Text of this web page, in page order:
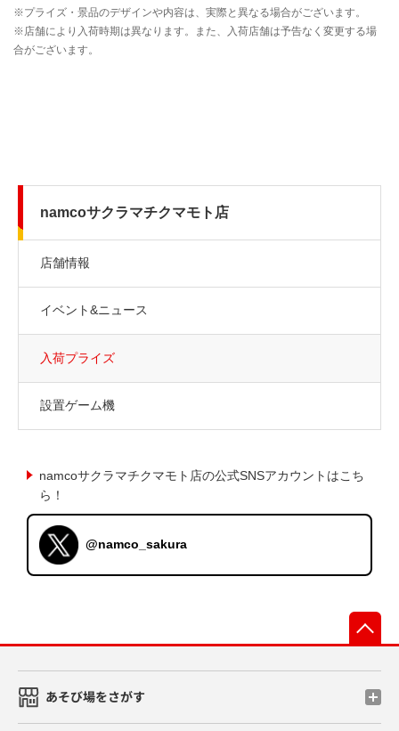
namcoサクラマチクマモト店
店舗情報
イベント&ニュース
入荷プライズ
設置ゲーム機
namcoサクラマチクマモト店の公式SNSアカウントはこち
ら！
@namco_sakura
あそび場をさがす